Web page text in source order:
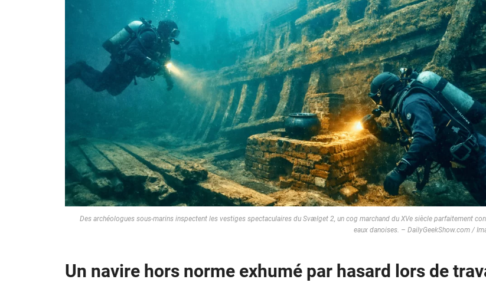
Des archéologues sous-marins inspectent les vestiges spectaculaires du Svælget 2, un cog marchand du XVe siècle parfaitement
eaux danoises. – DailyGeekShow.com /
Un navire hors norme exhumé par hasard lors de